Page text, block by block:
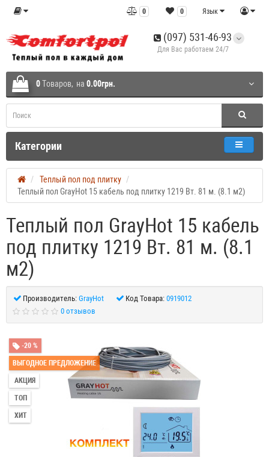
Язык
0
0
(097) 531-46-93
Для Вас работаем 24/7
0Tоваров, на 0.00грн.
Категории
Теплый пол под плитку
Теплый пол GrayHot 15 кабель под плитку 1219 Вт. 81 м. (8.1 м2)
Теплый пол GrayHot 15 кабель
под плитку 1219 Вт. 81 м. (8.1
м2)
Производитель: GrayHot Код Товара: 0919012
0 отзывов
-20 %
ВЫГОДНОЕ ПРЕДЛОЖЕНИЕ
АКЦИЯ
ТОП
ХИТ